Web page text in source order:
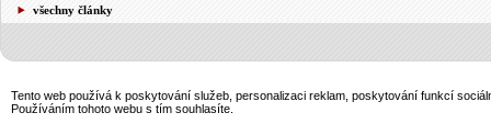
všechny články
Tento web používá k poskytování služeb, personalizaci reklam, poskytování funkcí
Používáním tohoto webu s tím souhlasíte.